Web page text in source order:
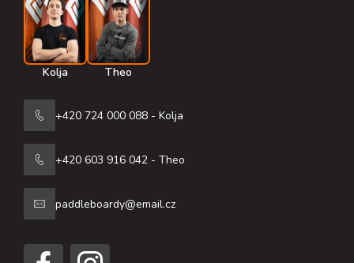
Kolja Theo
+420 724 000 088 - Kolja
+420 603 916 042 - Theo
paddleboardy@email.cz